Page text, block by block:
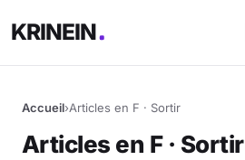
KRINEIN
Accueil›Articles en F · Sortir
Articles en F · Sortir